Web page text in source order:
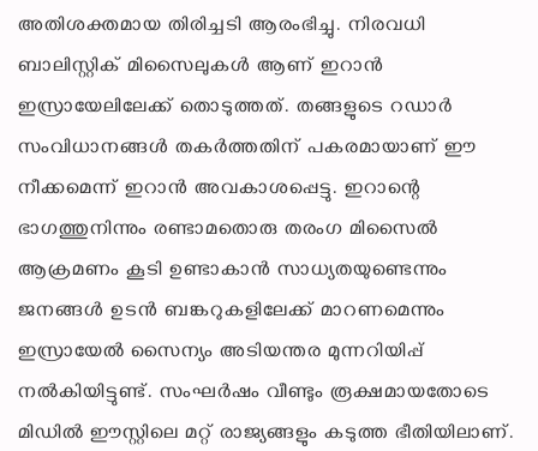
അതിശക്തമായ തിരിച്ചടി ആരംഭിച്ചു. നിരവധി
ബാലിസ്റ്റിക് മിസൈലുകൾ ആണ് ഇറാൻ
ഇസ്രായേലിലേക്ക് തൊടുത്തത്. തങ്ങളുടെ റഡാർ
സംവിധാനങ്ങൾ തകർത്തതിന് പകരമായാണ് ഈ
നീക്കമെന്ന് ഇറാൻ അവകാശപ്പെട്ടു. ഇറാന്റെ
ഭാഗത്തുനിന്നും രണ്ടാമതൊരു തരംഗ മിസൈൽ
ആക്രമണം കൂടി ഉണ്ടാകാൻ സാധ്യതയുണ്ടെന്നും
ജനങ്ങൾ ഉടൻ ബങ്കറുകളിലേക്ക് മാറണമെന്നും
ഇസ്രായേൽ സൈന്യം അടിയന്തര മുന്നറിയിപ്പ്
നൽകിയിട്ടുണ്ട്. സംഘർഷം വീണ്ടും രൂക്ഷമായതോടെ
മിഡിൽ ഈസ്റ്റിലെ മറ്റ് രാജ്യങ്ങളും കടുത്ത ഭീതിയിലാണ്.